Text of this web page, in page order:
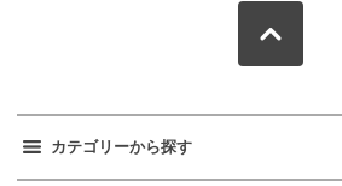
カテゴリーから探す